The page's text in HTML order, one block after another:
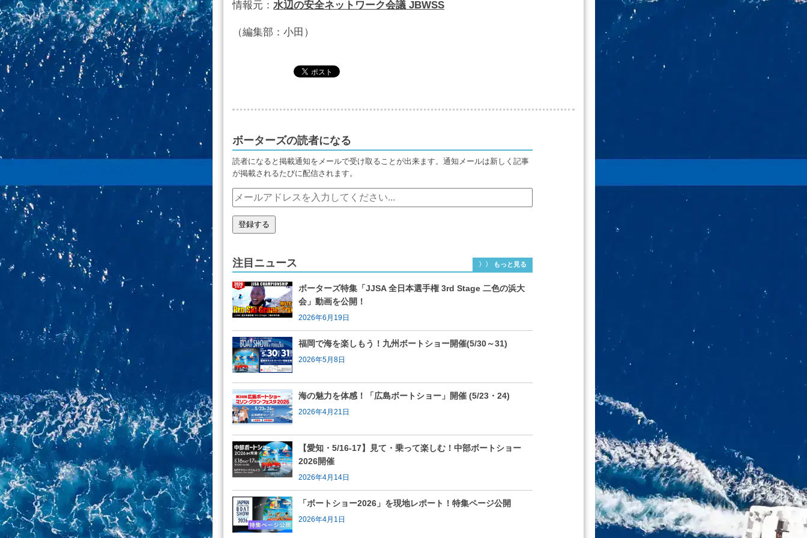
情報元： 水辺の安全ネットワーク会議 JBWSS
（編集部：小田）
ボーターズの読者になる
読者になると掲載通知をメールで受け取ることが出来ます。通知メールは新しく記事
が掲載されるたびに配信されます。
注目ニュース 〉〉 もっと見る
ボーターズ特集「JJSA 全日本選手権 3rd Stage 二色の浜大
会」動画を公開！
2026年6月19日
福岡で海を楽しもう！九州ボートショー開催(5/30～31)
2026年5月8日
海の魅力を体感！「広島ボートショー」開催 (5/23・24)
2026年4月21日
【愛知・5/16-17】見て・乗って楽しむ！中部ボートショー
2026開催
2026年4月14日
「ボートショー2026」を現地レポート！特集ページ公開
2026年4月1日